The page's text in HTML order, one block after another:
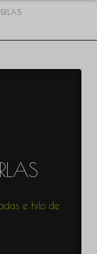
e hilo de